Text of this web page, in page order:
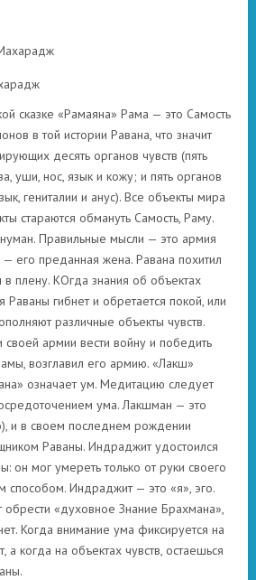
сказке «Рамаяна» Рама — это Самость
в той истории Равана, что значит
десять органов чувств (пять
уши, нос, язык и кожу; и пять органов
гениталии и анус). Все объекты мира
стараются обмануть Самость, Раму.
Правильные мысли — это армия
его преданная жена. Равана похитил
плену. КОгда знания об объектах
Раваны гибнет и обретается покой, или
различные объекты чувств.
армии вести войну и победить
возглавил его армию. «Лакш»
означает ум. Медитацию следует
ума. Лакшман — это
и в своем последнем рождении
Раваны. Индраджит удостоился
он мог умереть только от руки своего
способом. Индраджит — это «я», эго.
обрести «духовное Знание Брахмана»,
Когда внимание ума фиксируется на
а когда на объектах чувств, остаешься